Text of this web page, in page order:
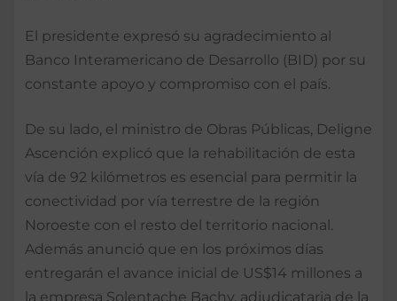
El presidente expresó su agradecimiento al
Banco Interamericano de Desarrollo (BID) por su
constante apoyo y compromiso con el país.
De su lado, el ministro de Obras Públicas, Deligne
Ascención explicó que la rehabilitación de esta
vía de 92 kilómetros es esencial para permitir la
conectividad por vía terrestre de la región
Noroeste con el resto del territorio nacional.
Además anunció que en los próximos días
entregarán el avance inicial de US$14 millones a
la empresa Solentache Bachy, adjudicataria de la